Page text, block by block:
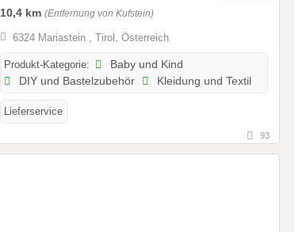
10,4 km (Entfernung von Kufstein)
6324 Mariastein , Tirol, Österreich
Produkt-Kategorie:
Baby und Kind
DIY und Bastelzubehör
Kleidung und Textil
Lieferservice
93